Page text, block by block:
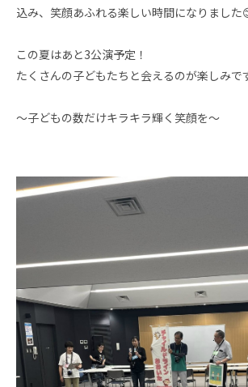
込み、笑顔あふれる楽しい時間になりました
この夏はあと3公演予定！
たくさんの子どもたちと会えるのが楽しみで
～子どもの数だけキラキラ輝く笑顔を～